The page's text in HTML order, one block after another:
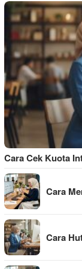
Cara Cek Kuota
Cara
Cara